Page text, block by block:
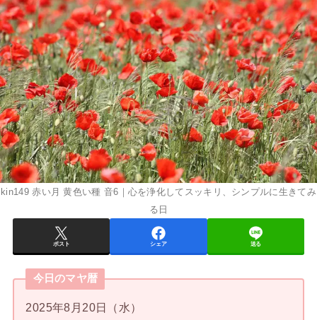
kin149 赤い月 黄色い種 音6｜心を浄化してスッキリ、シンプルに生きてみ
る日
ポスト シェア 送る
今日のマヤ暦
2025年8月20日（水）